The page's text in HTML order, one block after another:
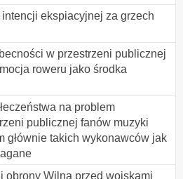
ekspiacyjnej za grzech
w przestrzeni publicznej
roweru jako środka
na problem
publicznej fanów muzyki
głównie takich wykonawców jak
obrony Wilna przed wojskami